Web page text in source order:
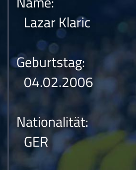
Lazar Klaric
Geburtstag:
04.02.2006
Nationalität:
GER